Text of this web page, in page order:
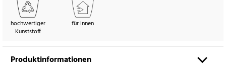
hochwertiger
Kunststoff
für innen
Produktinformationen